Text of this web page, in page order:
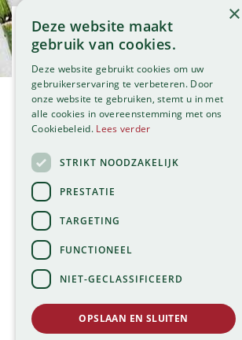
Openingstijden
Maandag
Dinsdag
Woensdag
Donderdag
Vrijdag
Zaterdag
Zondag
Bekijk onze afwijkende openingstijden >
Klantenservice
Service
Tuincentrum
Contact
Global Garden
Hillegommerdijk 554
2136 KX Zwaanshoek
T.023 584 23 54
E.info@globalgarden.nl
06-57663460
©Tuincentrum Global Garden |Huisregels
×
Deze website maakt
gebruik van cookies.
Deze website gebruikt cookies om uw
gebruikerservaring te verbeteren. Door
onze website te gebruiken, stemt u in met
alle cookies in overeenstemming met ons
Cookiebeleid. Lees verder
STRIKT NOODZAKELIJK
PRESTATIE
TARGETING
FUNCTIONEEL
NIET-GECLASSIFICEERD
OPSLAAN EN SLUITEN